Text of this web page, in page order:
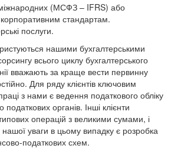
(МСФЗ – IFRS) або
стандартам.
послуги.
нашими бухгалтерськими
всього циклу бухгалтерського
вважають за краще вести первинну
Для ряду клієнтів ключовим
з нами є ведення податкового обліку
податкових органів. Інші клієнти
операцій з великими сумами, і
уваги в цьому випадку є розробка
податкових схем.